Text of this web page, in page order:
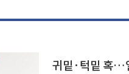
귀밑·턱밑 혹…